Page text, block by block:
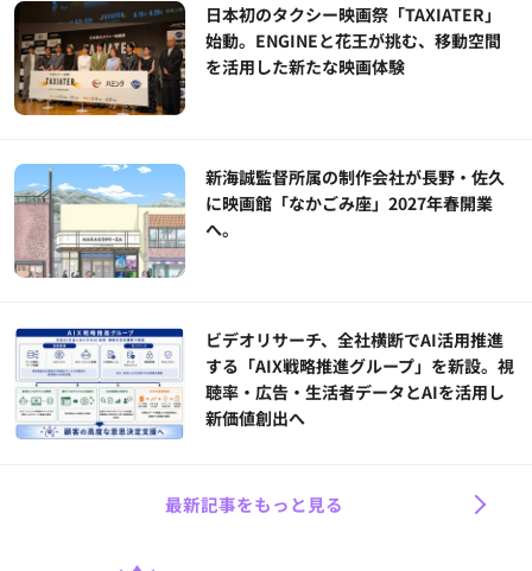
日本初のタクシー映画祭「TAXIATER」
始動。ENGINEと花王が挑む、移動空間
を活用した新たな映画体験
新海誠監督所属の制作会社が長野・佐久
に映画館「なかごみ座」2027年春開業
へ。
ビデオリサーチ、全社横断でAI活用推進
する「AIX戦略推進グループ」を新設。視
聴率・広告・生活者データとAIを活用し
新価値創出へ
最新記事をもっと見る